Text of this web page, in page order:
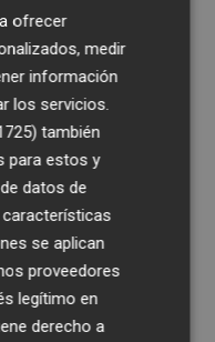
ofrecer
medir
información
los servicios.
también
para estos y
datos de
se aplican
proveedores
legítimo en
derecho a